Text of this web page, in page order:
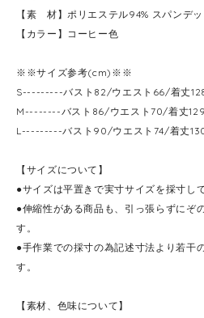
【素 材】ポリエステル94% スパンデ
【カラー】コーヒー色
※※サイズ参考(cm)※※
S---------バスト82/ウエスト66/着丈
M--------バスト86/ウエスト70/着丈129
L---------バスト90/ウエスト74/着丈
【サイズについて】
●サイズは平置きで実寸サイズを採寸し
●伸縮性がある商品も、引っ張らずにぞ
す。
●手作業での採寸の為記述寸法より若干
す。
【素材、色味について】